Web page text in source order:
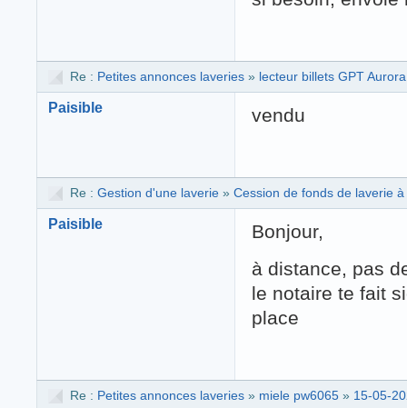
Re : Petites annonces laveries » lecteur billets GPT Aurora
Paisible vendu
Re : Gestion d'une laverie » Cession de fonds de laverie
Paisible
Bonjour,
à distance, pas
le notaire te fait
place
Re : Petites annonces laveries » miele pw6065 » 15-05-